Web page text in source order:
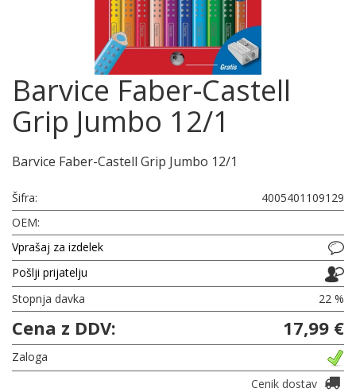
Barvice Faber-Castell
Grip Jumbo 12/1
Barvice Faber-Castell Grip Jumbo 12/1
Šifra:
4005401109129
OEM:
Vprašaj za izdelek
Pošlji prijatelju
Stopnja davka
22 %
Cena z DDV: 17,99 €
Zaloga
Cenik dostav